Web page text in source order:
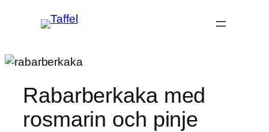
Rabarberkaka med
rosmarin och pinje